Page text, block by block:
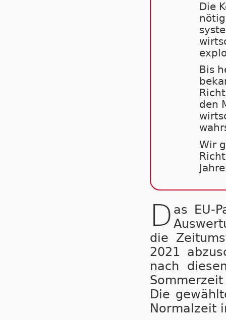
Die
Bis
den
Wir
D as EU-
die
2021
nach
Die
Nor­mal­zeit